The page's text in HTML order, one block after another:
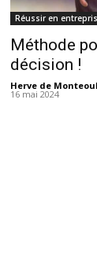
Réussir en
Méthode
décision !
Herve de
16 mai 2024